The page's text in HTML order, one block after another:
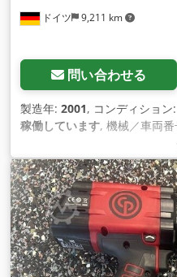
ドイツ 9,211 km
問い合わせる
製造年: 2001, コンディション:
稼働しています, 機械／車両番
に機能する当社のデモ ツー
Agxjrf 新しい Desoutter
リル プッシュボタンスター
転数: 1050 min-1 長さ: 291
メンテナンス用のその他のツ
されます。